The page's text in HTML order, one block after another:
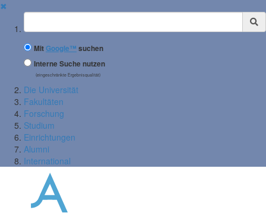
✖
Suchbegriff
MitGoogle™ suchen
Interne Suche nutzen
(eingeschränkte Ergebnisqualität)
Die Universität
Fakultäten
Forschung
Studium
Einrichtungen
Alumni
International